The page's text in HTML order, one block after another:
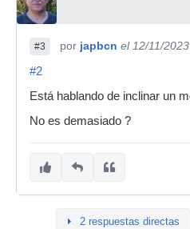
#3 por japbcn el 12/11/2023
#2
Está hablando de inclinar un
No es demasiado ?
2 respuestas directas